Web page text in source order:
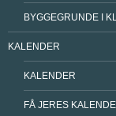
BYGGEGRUNDE I
KALENDER
KALENDER
FÅ JERES